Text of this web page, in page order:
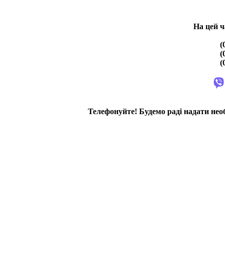
На цей
Телефонуйте! Будемо раді надати